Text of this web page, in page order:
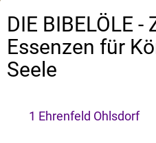
DIE BIBELÖLE -
Essenzen für
Seele
1 Ehrenfeld Ohlsdorf